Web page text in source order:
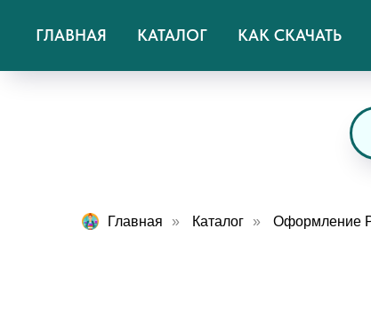
ГЛАВНАЯ КАТАЛОГ КАК СКАЧАТЬ
Главная » Каталог » Оформление